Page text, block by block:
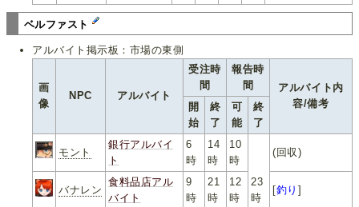
ベルファスト
アルバイト掲示板：市場の東側
画
像
NPC アルバイト
受注時
間
報告時
間
アルバイト内
容/備考
開
始
終
了
可
能
終
了
モント
銀行アルバイ
ト
6
時
14
時
10
時
23
時
(回収)
バナレン
食料品店アル
バイト
9
時
21
時
12
時
[釣り ]